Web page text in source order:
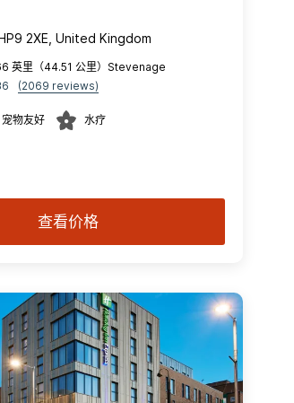
2XE, United Kingdom
英里（44.51 公里）Stevenage
(2069 reviews)
宠物友好 水疗
查看价格